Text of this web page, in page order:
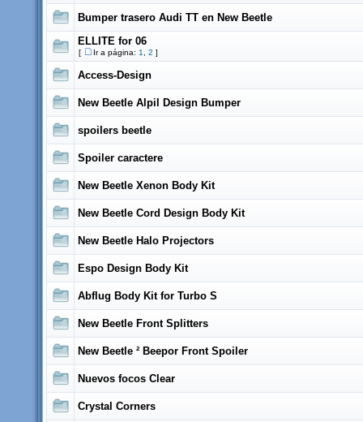
Bumper trasero Audi TT en New Beetle
ELLITE for 06
[ Ir a página: 1 2 ]
Access-Design
New Beetle Alpil Design Bumper
spoilers beetle
Spoiler caractere
New Beetle Xenon Body Kit
New Beetle Cord Design Body Kit
New Beetle Halo Projectors
Espo Design Body Kit
Abflug Body Kit for Turbo S
New Beetle Front Splitters
New Beetle ² Beepor Front Spoiler
Nuevos focos Clear
Crystal Corners